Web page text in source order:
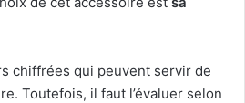
chiffrées qui peuvent servir de
Toutefois, il faut l’évaluer selon